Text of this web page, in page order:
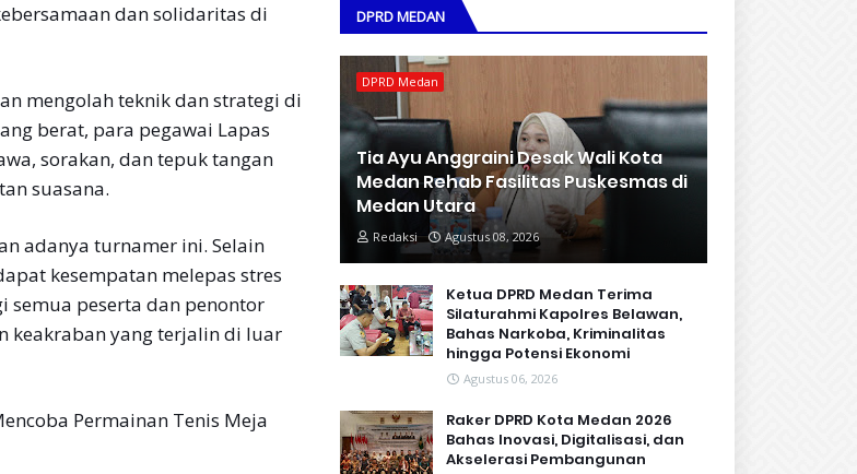
dan solidaritas di
mengolah teknik dan strategi di
berat, para pegawai Lapas
sorakan, dan tepuk tangan
suasana.
adanya turnamer ini. Selain
kesempatan melepas stres
semua peserta dan penontor
keakraban yang terjalin di luar
Permainan Tenis Meja
DPRD MEDAN
DPRD Medan
Tia Ayu Anggraini Desak Wali Kota
Medan Rehab Fasilitas Puskesmas di
Medan Utara
Redaksi Agustus 08, 2026
Ketua DPRD Medan Terima
Silaturahmi Kapolres Belawan,
Bahas Narkoba, Kriminalitas
hingga Potensi Ekonomi
Agustus 06, 2026
Raker DPRD Kota Medan 2026
Bahas Inovasi, Digitalisasi, dan
Akselerasi Pembangunan